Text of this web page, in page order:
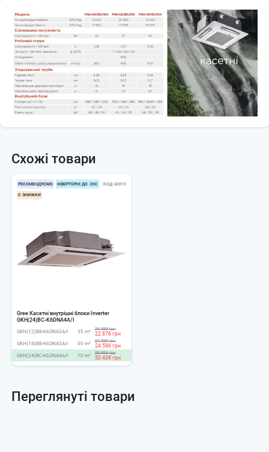
Схожі товари
РЕКОМЕНДУЄМО ІНВЕРТОРНІ ДО -20С
Є ЗНИЖКИ
КОД 42013
Gree Касетні внутрішні блоки Inverter
GKH(24)BC-K6DNA4A/I
GKH(12)BB-K6DNA3A/I 35 m² 24 599 грн
22 876 грн
GKH(18)BB-K6DNA3A/I 50 m² 27 999 грн
24 586 грн
GKH(24)BC-K6DNA4A/I 70 m² 35 999 грн
30 438 грн
Переглянуті товари